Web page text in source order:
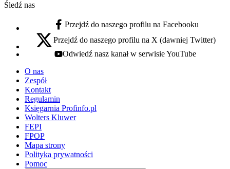
Śledź nas
facebook - otwiera się w nowej karcie
Przejdź do naszego profilu na Facebooku
x - otwiera się w nowej karcie
Przejdź do naszego profilu na X (dawniej Twitter)
youtube - otwiera się w nowej karcie
Odwiedź nasz kanał w serwisie YouTube
O nas
Zespół
Kontakt
Regulamin
Księgarnia Profinfo.pl
Wolters Kluwer
FEPI
FPOP
Mapa strony
Polityka prywatności
Pomoc